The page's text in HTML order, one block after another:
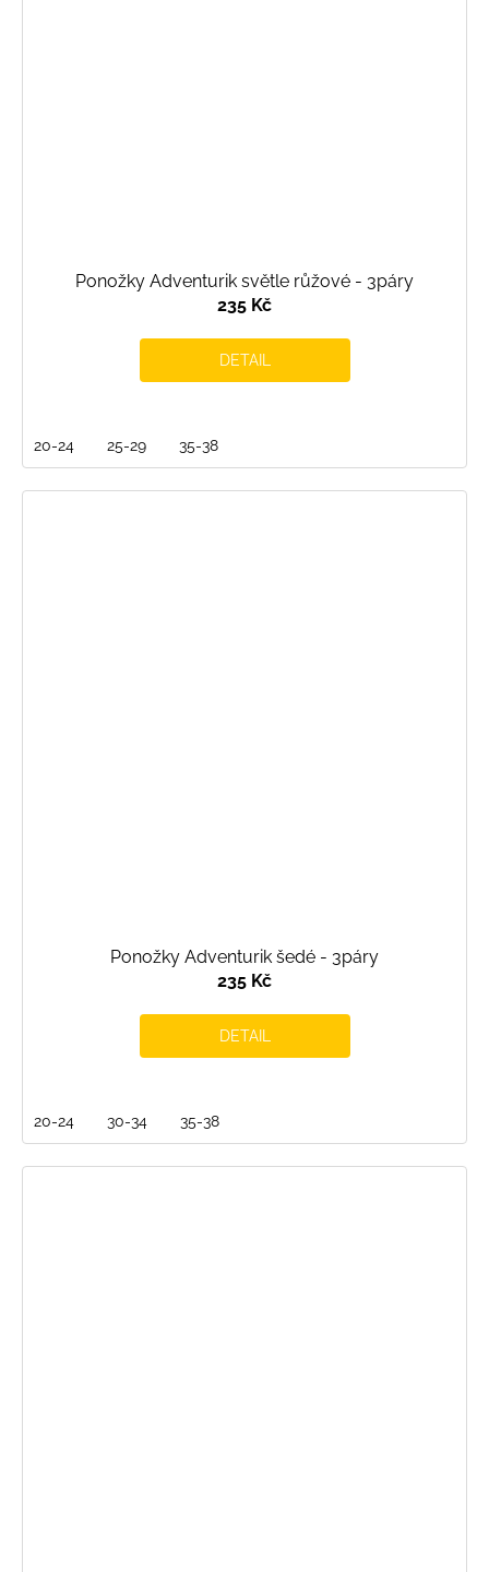
Ponožky Adventurik světle růžové - 3páry
235 Kč
DETAIL
20-24 25-29 35-38
Ponožky Adventurik šedé - 3páry
235 Kč
DETAIL
20-24 30-34 35-38